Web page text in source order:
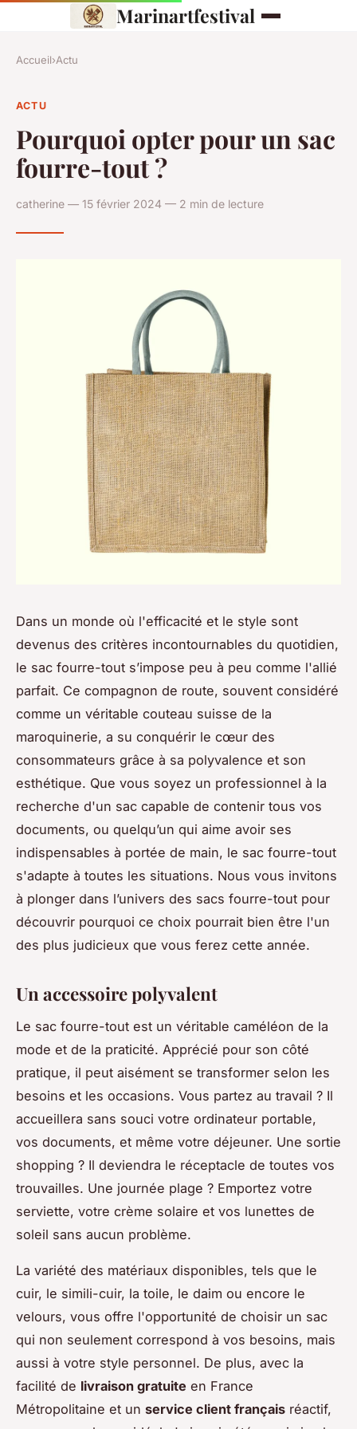
Marinartfestival
Accueil›Actu
ACTU
Pourquoi opter pour un sac
fourre-tout ?
catherine — 15 février 2024 — 2 min de lecture
Dans un monde où l'efficacité et le style sont
devenus des critères incontournables du quotidien,
le sac fourre-tout s’impose peu à peu comme l'allié
parfait. Ce compagnon de route, souvent considéré
comme un véritable couteau suisse de la
maroquinerie, a su conquérir le cœur des
consommateurs grâce à sa polyvalence et son
esthétique. Que vous soyez un professionnel à la
recherche d'un sac capable de contenir tous vos
documents, ou quelqu’un qui aime avoir ses
indispensables à portée de main, le sac fourre-tout
s'adapte à toutes les situations. Nous vous invitons
à plonger dans l’univers des sacs fourre-tout pour
découvrir pourquoi ce choix pourrait bien être l'un
des plus judicieux que vous ferez cette année.
Un accessoire polyvalent
Le sac fourre-tout est un véritable caméléon de la
mode et de la praticité. Apprécié pour son côté
pratique, il peut aisément se transformer selon les
besoins et les occasions. Vous partez au travail ? Il
accueillera sans souci votre ordinateur portable,
vos documents, et même votre déjeuner. Une sortie
shopping ? Il deviendra le réceptacle de toutes vos
trouvailles. Une journée plage ? Emportez votre
serviette, votre crème solaire et vos lunettes de
soleil sans aucun problème.
La variété des matériaux disponibles, tels que le
cuir, le simili-cuir, la toile, le daim ou encore le
velours, vous offre l'opportunité de choisir un sac
qui non seulement correspond à vos besoins, mais
aussi à votre style personnel. De plus, avec la
facilité de livraison gratuite en France
Métropolitaine et un service client français réactif,